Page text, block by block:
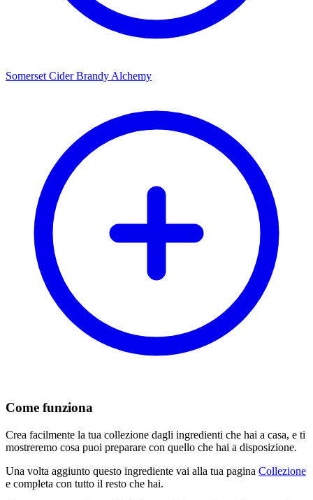
Somerset Cider Brandy Alchemy
Come funziona
Crea facilmente la tua collezione dagli ingredienti che hai a casa, e ti
mostreremo cosa puoi preparare con quello che hai a disposizione.
Una volta aggiunto questo ingrediente vai alla tua pagina Collezione
e completa con tutto il resto che hai.